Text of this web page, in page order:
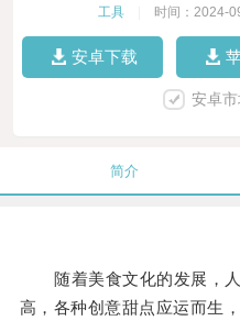
工具 时间：2024-
安卓下载
安卓
简介
随着美食文化的发展，人
高，各种创意甜点应运而生